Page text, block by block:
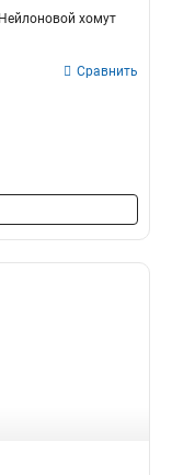
хомут
Сравнить